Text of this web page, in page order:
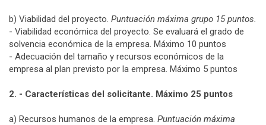
b) Viabilidad del proyecto. Puntuación máxima grupo 15 puntos.
- Viabilidad económica del proyecto. Se evaluará el grado de
solvencia económica de la empresa. Máximo 10 puntos
- Adecuación del tamaño y recursos económicos de la
empresa al plan previsto por la empresa. Máximo 5 puntos
2. - Características del solicitante. Máximo 25 puntos
a) Recursos humanos de la empresa. Puntuación máxima